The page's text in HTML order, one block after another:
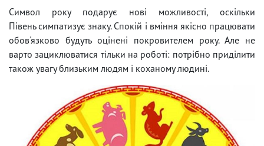
Символ року подарує нові можливості, оскільки
Півень симпатизує знаку. Спокій і вміння якісно працювати
обов'язково будуть оцінені покровителем року. Але не
варто зациклюватися тільки на роботі: потрібно приділити
також увагу близьким людям і коханому людині.